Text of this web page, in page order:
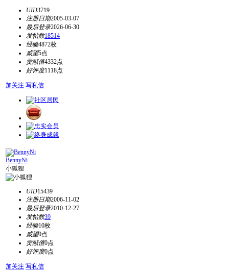
UID3719
注册日期2005-03-07
最后登录2026-06-30
发帖数18514
经验4872枚
威望5点
贡献值4332点
好评度1118点
加关注 写私信
BennyNi
小狐狸
UID15439
注册日期2006-11-02
最后登录2010-12-27
发帖数39
经验10枚
威望0点
贡献值0点
好评度0点
加关注 写私信